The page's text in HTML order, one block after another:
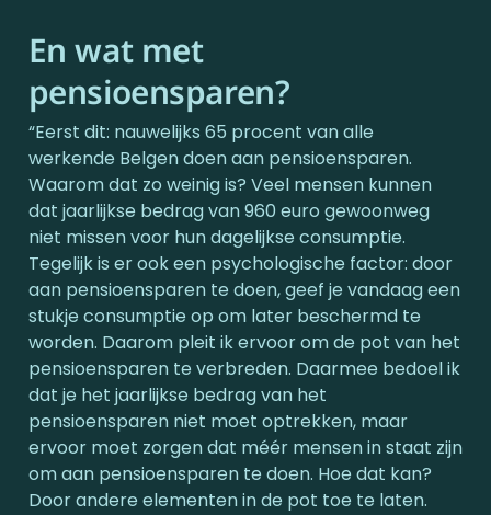
En wat met
pensioensparen?
“Eerst dit: nauwelijks 65 procent van alle
werkende Belgen doen aan pensioensparen.
Waarom dat zo weinig is? Veel mensen kunnen
dat jaarlijkse bedrag van 960 euro gewoonweg
niet missen voor hun dagelijkse consumptie.
Tegelijk is er ook een psychologische factor: door
aan pensioensparen te doen, geef je vandaag een
stukje consumptie op om later beschermd te
worden. Daarom pleit ik ervoor om de pot van het
pensioensparen te verbreden. Daarmee bedoel ik
dat je het jaarlijkse bedrag van het
pensioensparen niet moet optrekken, maar
ervoor moet zorgen dat méér mensen in staat zijn
om aan pensioensparen te doen. Hoe dat kan?
Door andere elementen in de pot toe te laten.